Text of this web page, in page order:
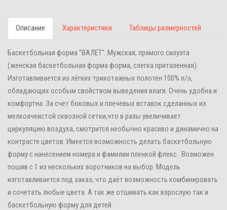
Описание Характеристики Таблицы размерностей
Баскетбольная форма "ВАЛЕТ". Мужская, прямого силуэта
(женская баскетбольная форма форма, слегка приталенная).
Изготавливается из лёгких трикотажных полотен 100% п/э,
обладающих особым свойством выведения влаги. Очень удобна и
комфортна. За счет боковых и плечевых вставок сделанных из
мелкоячеистой сквозной сетки,что в разы увеличивает
циркуляцию воздуха, смотрится необычно красиво и динамично на
контрасте цветов. Имеется возможность делать баскетбольную
форму с нанесением номера и фамилии пленкой флекс. Возможен
пошив с 1 из нескольких воротников на выбор. Модель
изготавливается под заказ, что даёт возможность комбинировать
и сочетать любые цвета. А так же отшивать как взрослую так и
баскетбольную форму для детей.